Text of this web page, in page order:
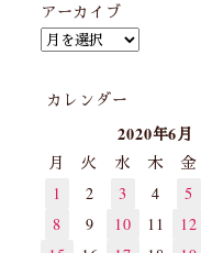
アーカイブ
カレンダー
2020年6月
月 火 水 木 金
1
2 3 4 5
8
9 10 11 12